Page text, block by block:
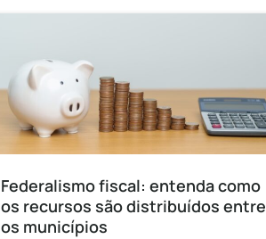
Federalismo fiscal: entenda como
os recursos são distribuídos entre
os municípios